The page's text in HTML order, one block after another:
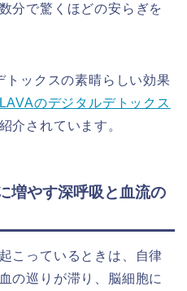
分で驚くほどの安らぎを
トックスの素晴らしい効果
LAVAのデジタルデトックス
介されています。
増やす深呼吸と血流の
こっているときは、自律
の巡りが滞り、脳細胞に